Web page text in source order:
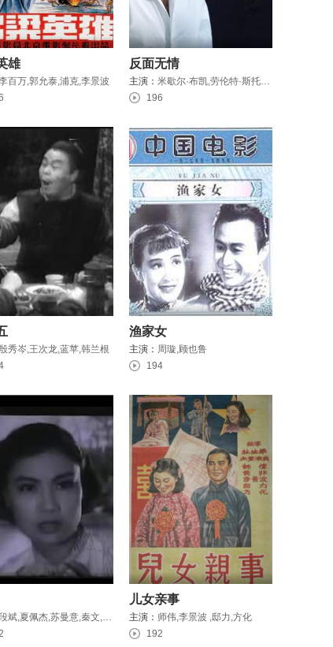
雄
百万,郭允泰,浦克,李景波
反面无情
主演：
米歇尔·布凯,劳伦特·斯托克,尼尔斯·阿贺斯图普,保罗·艾米,弗朗索瓦·温琴泰利,索菲·费尔贝克,伊莲娜·雅各布,帕特里克·布鲁尔
196
殷秀岑,王次龙,蓝苹,韩兰根
渔家女
主演： 周璇,顾也鲁
194
段斌,夏佩杰,苏曼意,秦文,周正,周刍,张凤翔,王春英
儿女亲事
主演： 师伟,李景波 ,邸力,方化
192